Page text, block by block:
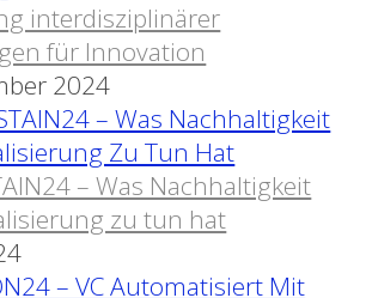
interdisziplinärer
für Innovation
2024
– Was Nachhaltigkeit
zu tun hat